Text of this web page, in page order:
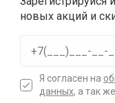
новых акций и
Я согласен на
данных, а так